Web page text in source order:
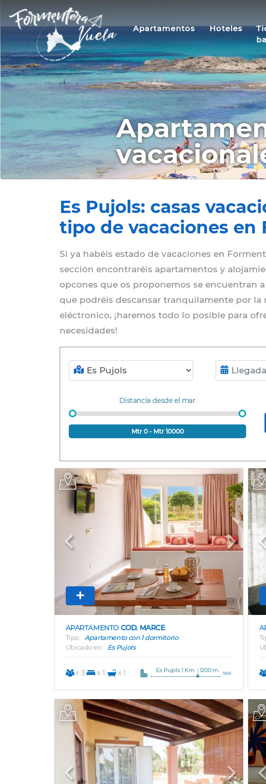
Apartamentos Hoteles
Es Pujols: casas
tipo de vacaciones en
Si ya habéis estado de vacaciones en
sección encontraréis apartamentos y
opcones que os proponemos se encuentran
que podréis descansar tranquilamente por
eléctronico, ¡haremos todo lo posible para
necesidades!
Zona Llegada-Salida
Distancia desde el mar
Mtr 0- Mtr 10000
Previous Next
APARTAMENTO COD. MARCE
Tipo
Apartamento con 1 dormitorio
Ubicado en
Es Pujols
x 3 x 1 x 1 Es Pujols 1 Km 1200 m.
Previous Next